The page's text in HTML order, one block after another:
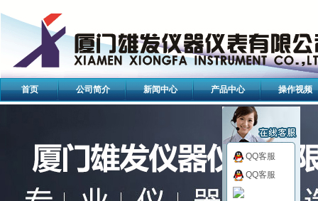
首页 公司简介 新闻中心 产品中心 操作视频
QQ客服
QQ客服